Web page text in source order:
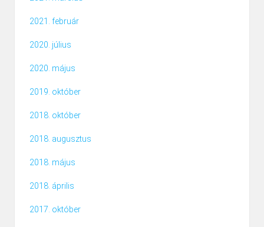
2021. február
2020. július
2020. május
2019. október
2018. október
2018. augusztus
2018. május
2018. április
2017. október